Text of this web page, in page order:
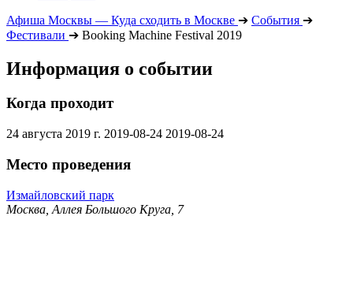
Афиша Москвы — Куда сходить в Москве ➔ События ➔
Фестивали ➔ Booking Machine Festival 2019
Информация о событии
Когда проходит
24 августа 2019 г. 2019-08-24 2019-08-24
Место проведения
Измайловский парк
Москва, Аллея Большого Круга, 7